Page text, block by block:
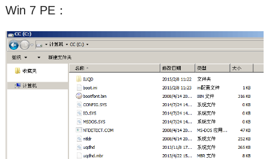
Win 7 PE：